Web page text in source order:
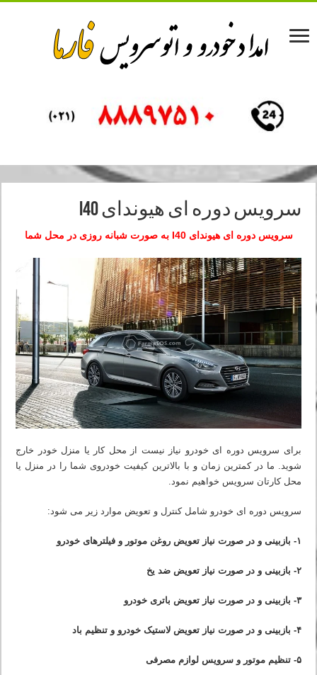
سرویس دوره ای هیوندای I40
سرویس دوره ای هیوندای I40 به صورت شبانه روزی در محل شما
برای سرویس دوره ای خودرو نیاز نیست از محل کار یا منزل خودر خارج
شوید. ما در کمترین زمان و با بالاترین کیفیت خودروی شما را در منزل یا
محل کارتان سرویس خواهیم نمود.
سرویس دوره ای خودرو شامل کنترل و تعویض موارد زیر می شود:
۱- بازبینی و در صورت نیاز تعویض روغن موتور و فیلترهای خودرو
۲- بازبینی و در صورت نیاز تعویض ضد یخ
۳- بازبینی و در صورت نیاز تعویض باتری خودرو
۴- بازبینی و در صورت نیاز تعویض لاستیک خودرو و تنظیم باد
۵- تنظیم موتور و سرویس لوازم مصرفی